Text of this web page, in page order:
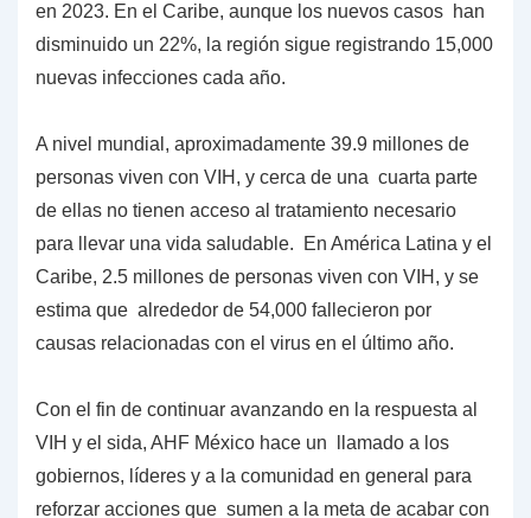
en 2023. En el Caribe, aunque los nuevos casos han
disminuido un 22%, la región sigue registrando 15,000
nuevas infecciones cada año.
A nivel mundial, aproximadamente 39.9 millones de
personas viven con VIH, y cerca de una cuarta parte
de ellas no tienen acceso al tratamiento necesario
para llevar una vida saludable. En América Latina y el
Caribe, 2.5 millones de personas viven con VIH, y se
estima que alrededor de 54,000 fallecieron por
causas relacionadas con el virus en el último año.
Con el fin de continuar avanzando en la respuesta al
VIH y el sida, AHF México hace un llamado a los
gobiernos, líderes y a la comunidad en general para
reforzar acciones que sumen a la meta de acabar con